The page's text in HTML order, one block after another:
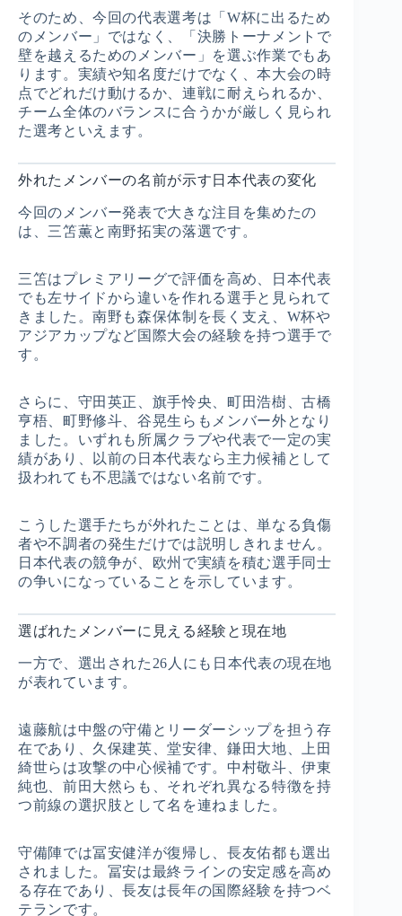
そのため、今回の代表選考は「W杯に出るため
のメンバー」ではなく、「決勝トーナメントで
壁を越えるためのメンバー」を選ぶ作業でもあ
ります。実績や知名度だけでなく、本大会の時
点でどれだけ動けるか、連戦に耐えられるか、
チーム全体のバランスに合うかが厳しく見られ
た選考といえます。
外れたメンバーの名前が示す日本代表の変化
今回のメンバー発表で大きな注目を集めたの
は、三笘薫と南野拓実の落選です。
三笘はプレミアリーグで評価を高め、日本代表
でも左サイドから違いを作れる選手と見られて
きました。南野も森保体制を長く支え、W杯や
アジアカップなど国際大会の経験を持つ選手で
す。
さらに、守田英正、旗手怜央、町田浩樹、古橋
亨梧、町野修斗、谷晃生らもメンバー外となり
ました。いずれも所属クラブや代表で一定の実
績があり、以前の日本代表なら主力候補として
扱われても不思議ではない名前です。
こうした選手たちが外れたことは、単なる負傷
者や不調者の発生だけでは説明しきれません。
日本代表の競争が、欧州で実績を積む選手同士
の争いになっていることを示しています。
選ばれたメンバーに見える経験と現在地
一方で、選出された26人にも日本代表の現在地
が表れています。
遠藤航は中盤の守備とリーダーシップを担う存
在であり、久保建英、堂安律、鎌田大地、上田
綺世らは攻撃の中心候補です。中村敬斗、伊東
純也、前田大然らも、それぞれ異なる特徴を持
つ前線の選択肢として名を連ねました。
守備陣では冨安健洋が復帰し、長友佑都も選出
されました。冨安は最終ラインの安定感を高め
る存在であり、長友は長年の国際経験を持つベ
テランです。